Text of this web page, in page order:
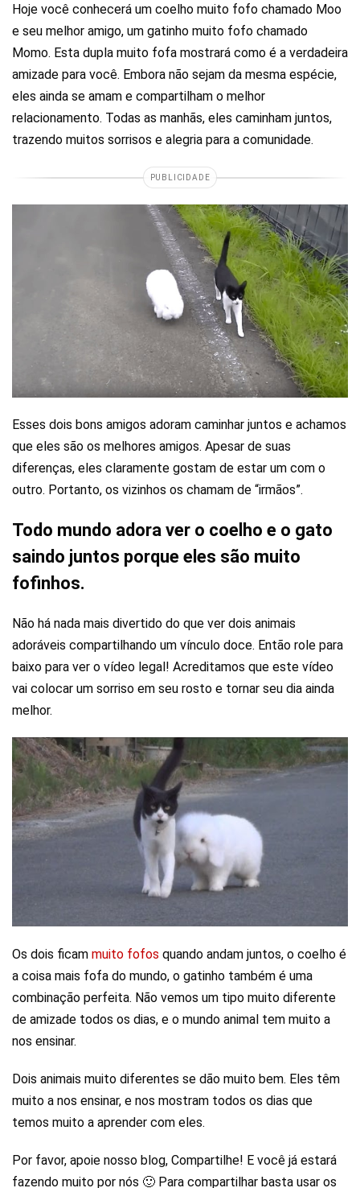
Hoje você conhecerá um coelho muito fofo chamado Moo
e seu melhor amigo, um gatinho muito fofo chamado
Momo. Esta dupla muito fofa mostrará como é a verdadeira
amizade para você. Embora não sejam da mesma espécie,
eles ainda se amam e compartilham o melhor
relacionamento. Todas as manhãs, eles caminham juntos,
trazendo muitos sorrisos e alegria para a comunidade.
PUBLICIDADE
Esses dois bons amigos adoram caminhar juntos e achamos
que eles são os melhores amigos. Apesar de suas
diferenças, eles claramente gostam de estar um com o
outro. Portanto, os vizinhos os chamam de “irmãos”.
Todo mundo adora ver o coelho e o gato
saindo juntos porque eles são muito
fofinhos.
Não há nada mais divertido do que ver dois animais
adoráveis ​​compartilhando um vínculo doce. Então role para
baixo para ver o vídeo legal! Acreditamos que este vídeo
vai colocar um sorriso em seu rosto e tornar seu dia ainda
melhor.
Os dois ficam muito fofos quando andam juntos, o coelho é
a coisa mais fofa do mundo, o gatinho também é uma
combinação perfeita. Não vemos um tipo muito diferente
de amizade todos os dias, e o mundo animal tem muito a
nos ensinar.
Dois animais muito diferentes se dão muito bem. Eles têm
muito a nos ensinar, e nos mostram todos os dias que
temos muito a aprender com eles.
Por favor, apoie nosso blog, Compartilhe! E você já estará
fazendo muito por nós 🙂 Para compartilhar basta usar os